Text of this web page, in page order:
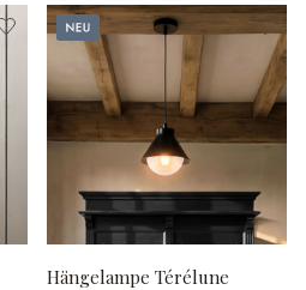
Neu
Hängelampe Térélune